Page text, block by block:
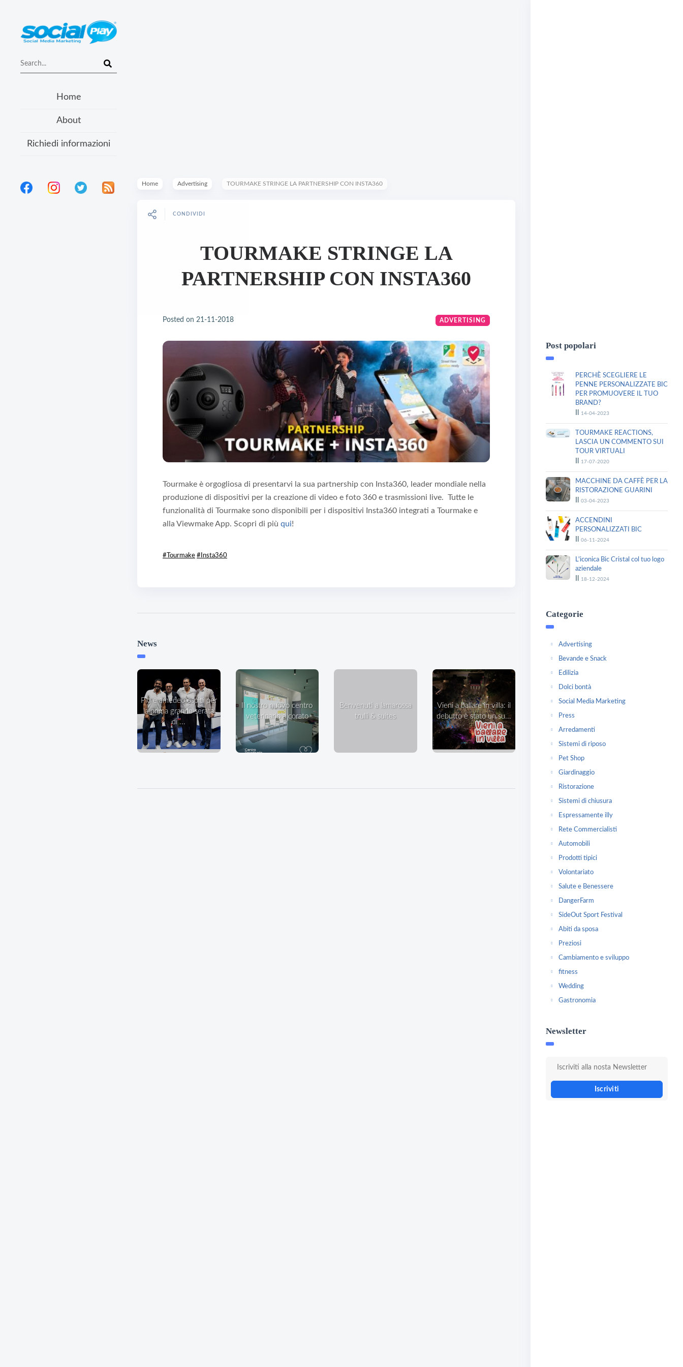
Home
About
Richiedi informazioni
Home Advertising TOURMAKE STRINGE LA PARTNERSHIP CON INSTA360
CONDIVIDI
TOURMAKE STRINGE LA
PARTNERSHIP CON INSTA360
Posted on 21-11-2018 ADVERTISING
Tourmake è orgogliosa di presentarvi la sua partnership con Insta360, leader mondiale nella
produzione di dispositivi per la creazione di video e foto 360 e trasmissioni live. Tutte le
funzionalità di Tourmake sono disponibili per i dispositivi Insta360 integrati a Tourmake e
alla Viewmake App. Scopri di più qui!
#Tourmake #Insta360
News
pio e amedeo ospiti per
la prima grande serata
di ...
veterinario a corato
benvenuti a lamarossa
trulli & suites
vieni a ballare in villa: il
debutto è stato un su...
Post popolari
PERCHÈ SCEGLIERE LE
PENNE PERSONALIZZATE BIC
PER PROMUOVERE IL TUO
BRAND?
14-04-2023
TOURMAKE REACTIONS,
LASCIA UN COMMENTO SUI
TOUR VIRTUALI
17-07-2020
MACCHINE DA CAFFÈ PER LA
RISTORAZIONE GUARINI
03-04-2023
ACCENDINI
PERSONALIZZATI BIC
06-11-2024
L'iconica Bic Cristal col tuo logo
aziendale
18-12-2024
Categorie
Advertising
Bevande e Snack
Edilizia
Dolci bontà
Social Media Marketing
Press
Arredamenti
Sistemi di riposo
Pet Shop
Giardinaggio
Ristorazione
Sistemi di chiusura
Espressamente illy
Rete Commercialisti
Automobili
Prodotti tipici
Volontariato
Salute e Benessere
DangerFarm
SideOut Sport Festival
Abiti da sposa
Preziosi
Cambiamento e sviluppo
fitness
Wedding
Gastronomia
Newsletter